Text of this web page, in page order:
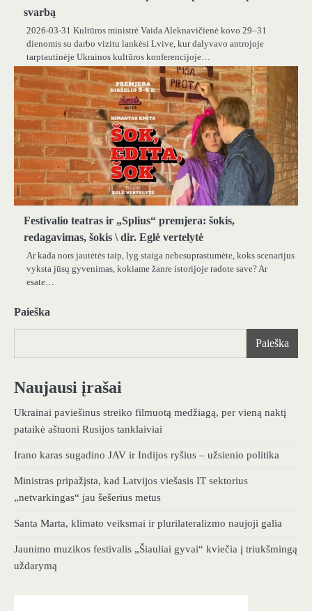
svarbą
2026-03-31 Kultūros ministrė Vaida Aleknavičienė kovo 29–31
dienomis su darbo vizitu lankėsi Lvive, kur dalyvavo antrojoje
tarptautinėje Ukrainos kultūros konferencijoje…
Festivalio teatras ir „Splius“ premjera: šokis,
redagavimas, šokis \ dir. Eglė vertelytė
Ar kada nors jautėtės taip, lyg staiga nebesuprastumėte, koks scenarijus
vyksta jūsų gyvenimas, kokiame žanre istorijoje radote save? Ar
esate…
Paieška
Paieška
Naujausi įrašai
Ukrainai paviešinus streiko filmuotą medžiagą, per vieną naktį
pataikė aštuoni Rusijos tanklaiviai
Irano karas sugadino JAV ir Indijos ryšius – užsienio politika
Ministras pripažįsta, kad Latvijos viešasis IT sektorius
„netvarkingas“ jau šešerius metus
Santa Marta, klimato veiksmai ir plurilateralizmo naujoji galia
Jaunimo muzikos festivalis „Šiauliai gyvai“ kviečia į triukšmingą
uždarymą